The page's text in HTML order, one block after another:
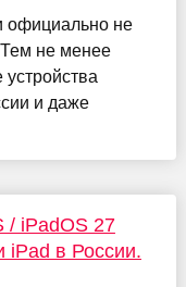
официально не
Тем не менее
и даже
/ iPadOS 27
iPad в России.